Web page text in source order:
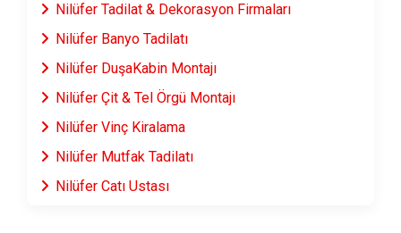
Nilüfer Tadilat & Dekorasyon Firmaları
Nilüfer Banyo Tadilatı
Nilüfer DuşaKabin Montajı
Nilüfer Çit & Tel Örgü Montajı
Nilüfer Vinç Kiralama
Nilüfer Mutfak Tadilatı
Nilüfer Çatı Ustası